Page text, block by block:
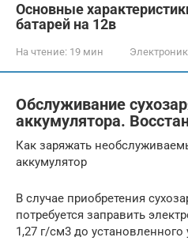
Основные
батарей на 12в
На чтение: 19 мин
Обслуживание
аккумулятора.
Как заряжать
аккумулятор
В случае приобретения
потребуется заправить
1,27 г/см3 до